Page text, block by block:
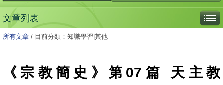
文章列表
所有文章 / 目前分類：知識學習|其他
《宗教簡史》第07篇 天主教